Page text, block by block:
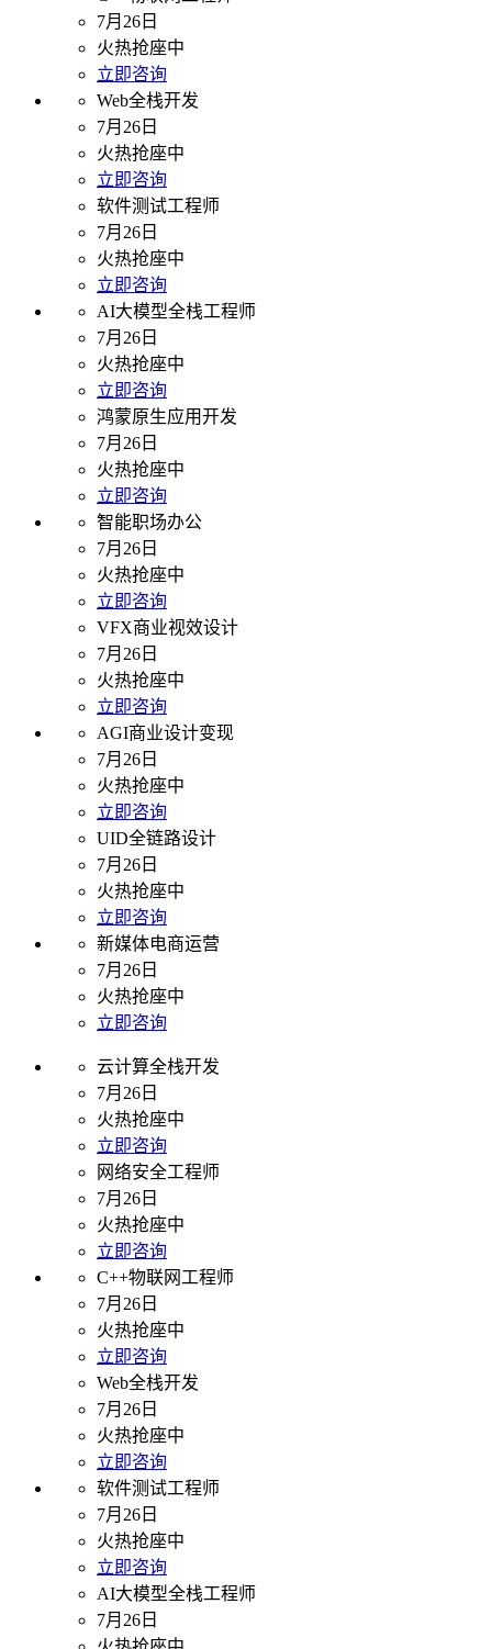
7月26日
火热抢座中
立即咨询
Web全栈开发
7月26日
火热抢座中
立即咨询
软件测试工程师
7月26日
火热抢座中
立即咨询
AI大模型全栈工程师
7月26日
火热抢座中
立即咨询
鸿蒙原生应用开发
7月26日
火热抢座中
立即咨询
智能职场办公
7月26日
火热抢座中
立即咨询
VFX商业视效设计
7月26日
火热抢座中
立即咨询
AGI商业设计变现
7月26日
火热抢座中
立即咨询
UID全链路设计
7月26日
火热抢座中
立即咨询
新媒体电商运营
7月26日
火热抢座中
立即咨询
云计算全栈开发
7月26日
火热抢座中
立即咨询
网络安全工程师
7月26日
火热抢座中
立即咨询
C++物联网工程师
7月26日
火热抢座中
立即咨询
Web全栈开发
7月26日
火热抢座中
立即咨询
软件测试工程师
7月26日
火热抢座中
立即咨询
AI大模型全栈工程师
7月26日